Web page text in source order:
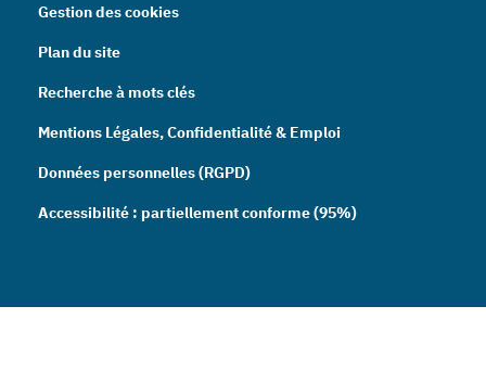
Gestion des cookies
Plan du site
Recherche à mots clés
Mentions Légales, Confidentialité & Emploi
Données personnelles (RGPD)
Accessibilité : partiellement conforme (95%)